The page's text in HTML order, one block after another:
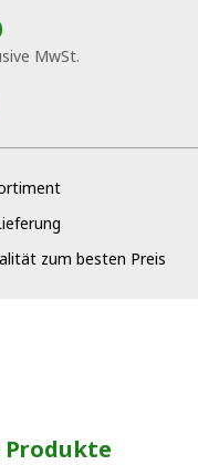
MwSt.
zum besten Preis
Produkte